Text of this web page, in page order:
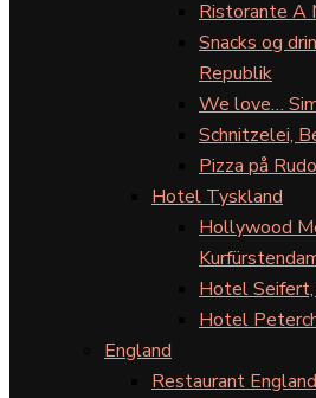
Ristorante A
Snacks og
Republik
We love…
Schnitzelei,
Pizza på
Hotel Tyskland
Hollywood
Hotel
Hotel
England
Restaurant England